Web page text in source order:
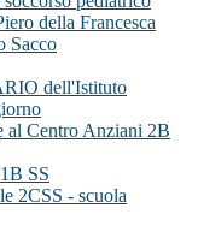
della Francesca
Sacco
dell'Istituto
al Centro Anziani 2B
SS
2CSS - scuola